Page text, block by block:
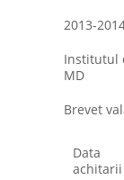
2013-
Institutul
MD
Brevet
Data
achitarii